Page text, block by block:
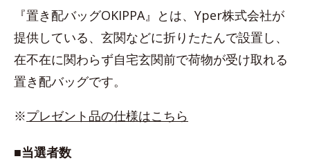
『置き配バッグOKIPPA』とは、Yper株式会社が
提供している、玄関などに折りたたんで設置し、
在不在に関わらず自宅玄関前で荷物が受け取れる
置き配バッグです。
※プレゼント品の仕様はこちら
■当選者数